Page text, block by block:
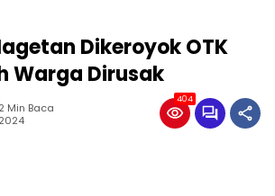
Dikeroyok OTK
Warga Dirusak
2 Min Baca
404